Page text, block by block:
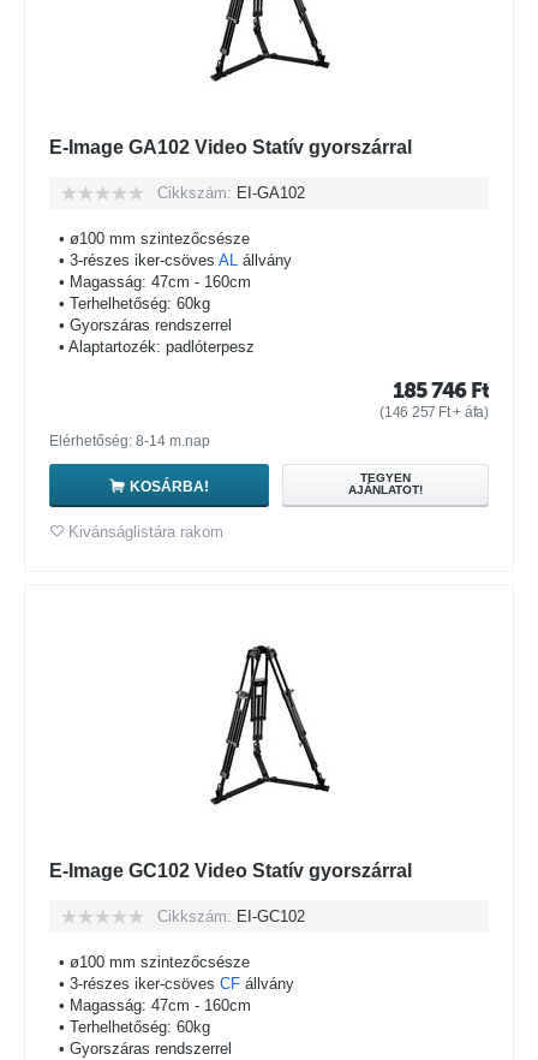
E-Image GA102 Video Statív gyorszárral
Cikkszám: EI-GA102
• ø100 mm szintezőcsésze
• 3-részes iker-csöves AL állvány
• Magasság: 47cm - 160cm
• Terhelhetőség: 60kg
• Gyorszáras rendszerrel
• Alaptartozék: padlóterpesz
185 746 Ft
(146 257 Ft+ áfa)
Elérhetőség: 8-14 m.nap
KOSÁRBA!
TEGYEN
AJÁNLATOT!
Kivánságlistára rakom
E-Image GC102 Video Statív gyorszárral
Cikkszám: EI-GC102
• ø100 mm szintezőcsésze
• 3-részes iker-csöves CF állvány
• Magasság: 47cm - 160cm
• Terhelhetőség: 60kg
• Gyorszáras rendszerrel